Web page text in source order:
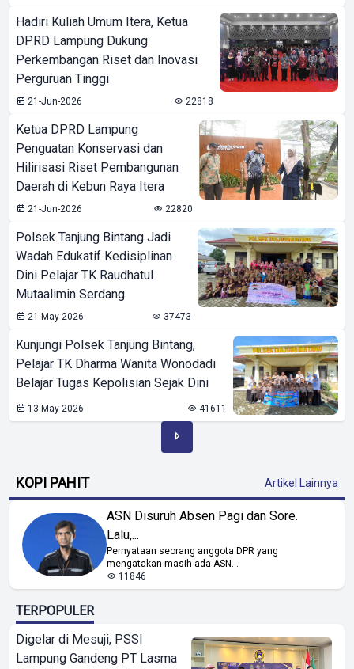
Hadiri Kuliah Umum Itera, Ketua
DPRD Lampung Dukung
Perkembangan Riset dan Inovasi
Perguruan Tinggi
21-Jun-2026 22818
Ketua DPRD Lampung
Penguatan Konservasi dan
Hilirisasi Riset Pembangunan
Daerah di Kebun Raya Itera
21-Jun-2026 22820
Polsek Tanjung Bintang Jadi
Wadah Edukatif Kedisiplinan
Dini Pelajar TK Raudhatul
Mutaalimin Serdang
21-May-2026 37473
Kunjungi Polsek Tanjung Bintang,
Pelajar TK Dharma Wanita Wonodadi
Belajar Tugas Kepolisian Sejak Dini
13-May-2026 41611
KOPI PAHIT Artikel Lainnya
ASN Disuruh Absen Pagi dan Sore.
Lalu,...
Pernyataan seorang anggota DPR yang
mengatakan masih ada ASN...
11846
TERPOPULER
Digelar di Mesuji, PSSI
Lampung Gandeng PT Lasma